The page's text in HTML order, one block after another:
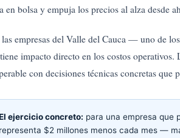
en bolsa y empuja los precios al alza desde
las empresas del Valle del Cauca — uno de
impacto directo en los costos
con decisiones técnicas concretas que
ejercicio concreto: para una empresa que
representa $2 millones menos cada mes —